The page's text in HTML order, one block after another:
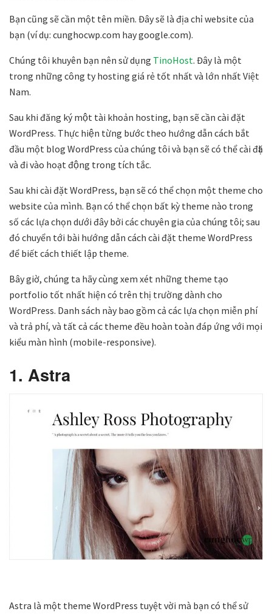
Bạn cũng sẽ cần một tên miền. Đây sẽ là địa chỉ website của
bạn (ví dụ: cunghocwp.com hay google.com).
Chúng tôi khuyên bạn nên sử dụng TinoHost. Đây là một
trong những công ty hosting giá rẻ tốt nhất và lớn nhất Việt
Nam.
Sau khi đăng ký một tài khoản hosting, bạn sẽ cần cài đặt
WordPress. Thực hiện từng bước theo hướng dẫn cách bắt
đầu một blog WordPress của chúng tôi và bạn sẽ có thể cài đặt
và đi vào hoạt động trong tích tắc.
Sau khi cài đặt WordPress, bạn sẽ có thể chọn một theme cho
website của mình. Bạn có thể chọn bất kỳ theme nào trong
số các lựa chọn dưới đây bởi các chuyên gia của chúng tôi; sau
đó chuyển tới bài hướng dẫn cách cài đặt theme WordPress
để biết cách thiết lập theme.
Bây giờ, chúng ta hãy cùng xem xét những theme tạo
portfolio tốt nhất hiện có trên thị trường dành cho
WordPress. Danh sách này bao gồm cả các lựa chọn miễn phí
và trả phí, và tất cả các theme đều hoàn toàn đáp ứng với mọi
kiểu màn hình (mobile-responsive).
1. Astra
Astra là một theme WordPress tuyệt vời mà bạn có thể sử